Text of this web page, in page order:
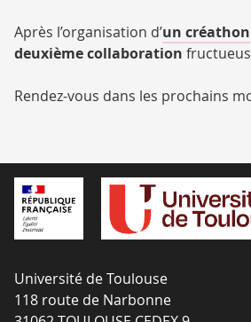
Après l’organisation d’un créathon
deuxième collaboration
Rendez-vous dans les prochains
Université de Toulouse
118 route de Narbonne